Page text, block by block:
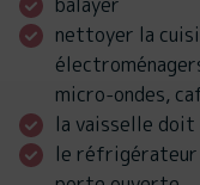
nettoyer la
micro-ondes,
la vaisselle
le